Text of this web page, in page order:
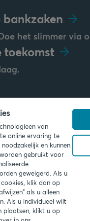
het slimmer via
toekomst
van
online ervaring te
en kunnen
gebruikt voor
geweigerd. Als u
klik dan op
als u alleen
Als u individueel wilt
plaatsen, klikt u op